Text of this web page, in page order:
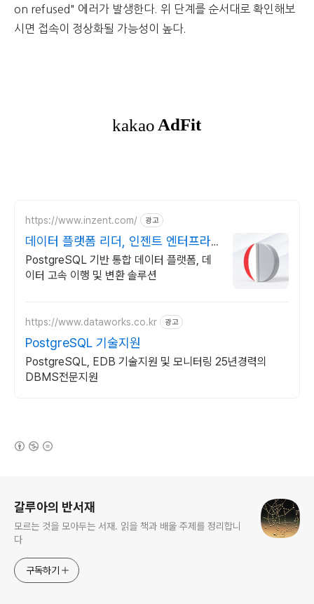
on refused" 에러가 발생한다. 위 단계를 순서대로 확인해보
시면 접속이 정상화될 가능성이 높다.
https://www.inzent.com/ 광고
데이터 플랫폼 리더, 인젠트 엔터프라
이즈 환경 대응
PostgreSQL 기반 통합 데이터 플랫폼, 데
이터 고속 이행 및 변환 솔루션
https://www.dataworks.co.kr 광고
PostgreSQL 기술지원
PostgreSQL, EDB 기술지원 및 모니터링 25년경력의
DBMS전문지원
갈루아의 반서재
모르는 것을 모아두는 서재. 읽을 책과 배울 주제를 정리합니
다
구독하기